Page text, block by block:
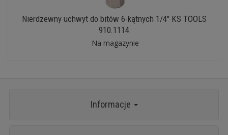
Nierdzewny uchwyt do bitów 6-kątnych 1/4" KS TOOLS
910.1114
Na magazynie
Informacje